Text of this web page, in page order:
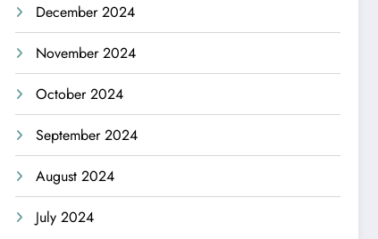
December 2024
November 2024
October 2024
September 2024
August 2024
July 2024